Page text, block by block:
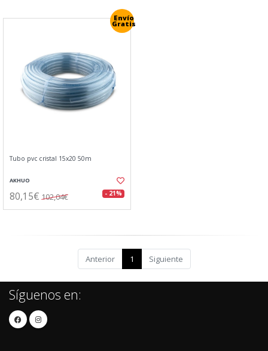
Envío
Gratis
Tubo pvc cristal 15x20 50m
AKHUO
80,15€ 102,04€ - 21%
Anterior 1 Siguiente
Síguenos en: